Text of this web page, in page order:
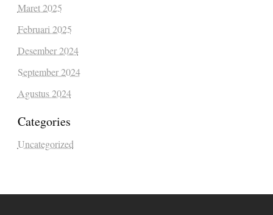
Maret 2025
Februari 2025
Desember 2024
September 2024
Agustus 2024
Categories
Uncategorized